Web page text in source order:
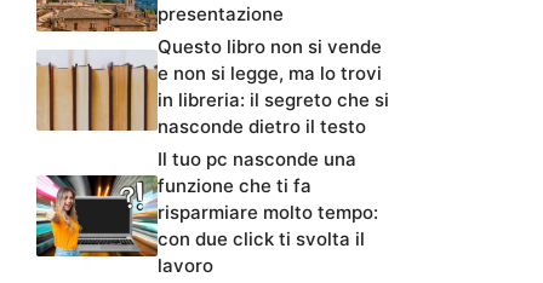
presentazione
Questo libro non si vende
e non si legge, ma lo trovi
in libreria: il segreto che si
nasconde dietro il testo
Il tuo pc nasconde una
funzione che ti fa
risparmiare molto tempo:
con due click ti svolta il
lavoro